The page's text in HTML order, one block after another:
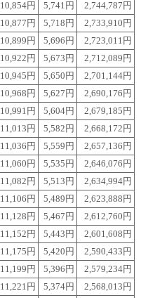
10,854円 5,741円
2,744,787円
10,877円 5,718円
2,733,910円
10,899円 5,696円
2,723,011円
10,922円 5,673円
2,712,089円
10,945円 5,650円
2,701,144円
10,968円 5,627円
2,690,176円
10,991円 5,604円
2,679,185円
11,013円 5,582円
2,668,172円
11,036円 5,559円
2,657,136円
11,060円 5,535円
2,646,076円
11,082円 5,513円
2,634,994円
11,106円 5,489円
2,623,888円
11,128円 5,467円
2,612,760円
11,152円 5,443円
2,601,608円
11,175円 5,420円
2,590,433円
11,199円 5,396円
2,579,234円
11,221円 5,374円
2,568,013円